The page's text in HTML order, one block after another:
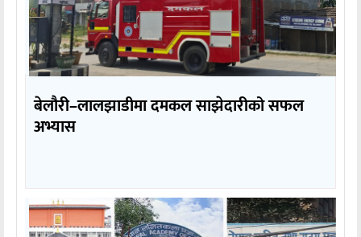
बेलौरी–लालझाडीमा दमकल साझेदारीको सफल
अभ्यास